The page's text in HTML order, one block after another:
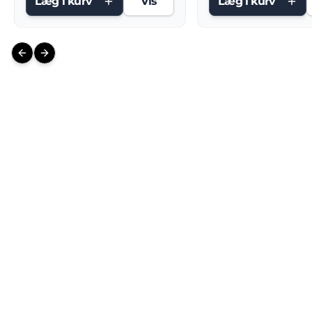
Previous slide
Next slide